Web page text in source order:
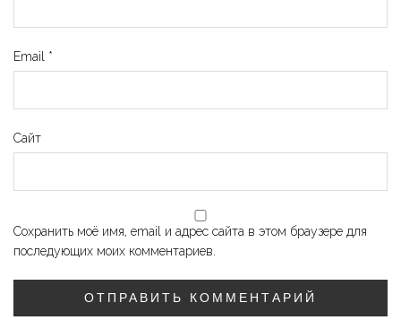
Email *
Сайт
Сохранить моё имя, email и адрес сайта в этом браузере для
последующих моих комментариев.